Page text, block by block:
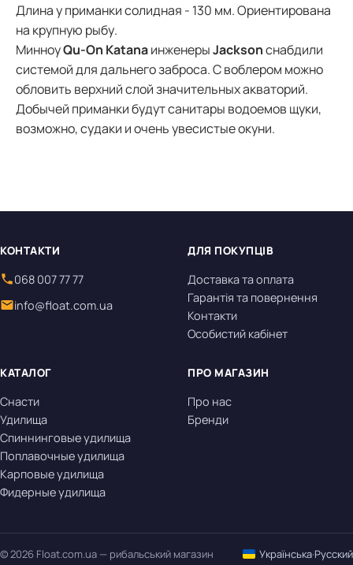
Длина у приманки солидная - 130 мм. Ориентирована
на крупную рыбу.
МинноуQu-On KatanaинженерыJacksonснабдили
системой для дальнего заброса. С воблером можно
обловить верхний слой значительных акваторий.
Добычей приманки будут санитары водоемов щуки,
возможно, судаки и очень увесистые окуни.
КОНТАКТИ
068 007 77 77
info@float.com.ua
ДЛЯ ПОКУПЦІВ
Доставка та оплата
Гарантія та повернення
Контакти
Особистий кабінет
КАТАЛОГ
Снасти
Удилища
Спиннинговые удилища
Поплавочные удилища
Карповые удилища
Фидерные удилища
ПРО МАГАЗИН
Про нас
Бренди
© 2026 Float.com.ua — рибальський магазин Українська·Русский